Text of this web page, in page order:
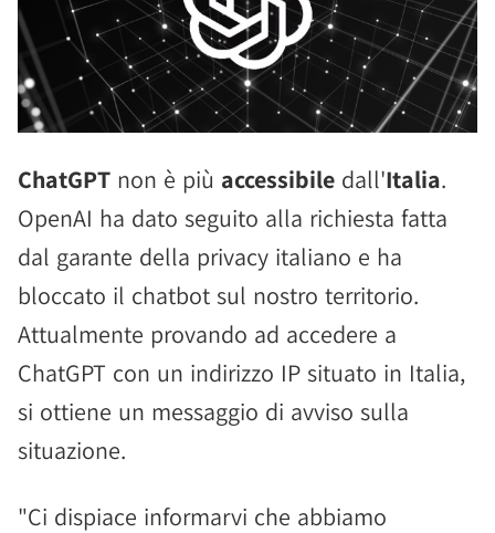
ChatGPT non è più accessibile dall'Italia.
OpenAI ha dato seguito alla richiesta fatta
dal garante della privacy italiano e ha
bloccato il chatbot sul nostro territorio.
Attualmente provando ad accedere a
ChatGPT con un indirizzo IP situato in Italia,
si ottiene un messaggio di avviso sulla
situazione.
"Ci dispiace informarvi che abbiamo